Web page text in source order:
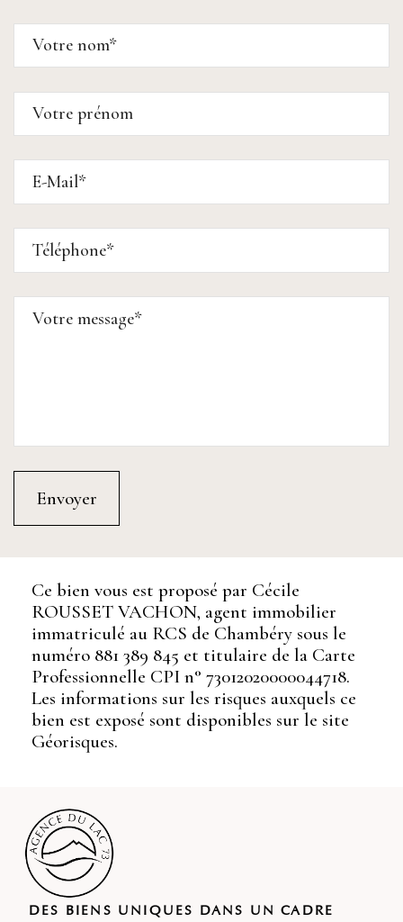
Ce bien vous est proposé par Cécile
ROUSSET VACHON, agent immobilier
immatriculé au RCS de Chambéry sous le
numéro 881 389 845 et titulaire de la Carte
Professionnelle CPI n° 73012020000044718.
Les informations sur les risques auxquels ce
bien est exposé sont disponibles sur le site
Géorisques.
DES BIENS UNIQUES DANS UN CADRE